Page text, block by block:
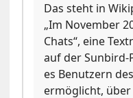
Das steht in
„Im November
Chats“, eine
auf der
es Benutzern
ermöglicht, über